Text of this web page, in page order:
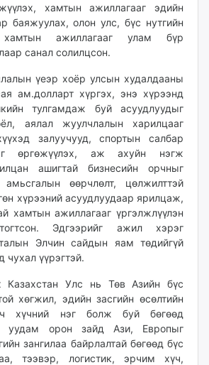
хамтын ажиллагааг эдийн
баяжуулах, олон улс, бүс нутгийн
ажиллагааг улам бүр
санал солилцсон.
үеэр хоёр улсын худалдааны
ам.долларт хүргэх, энэ хүрээнд
тулгамдаж буй асуудлуудыг
аялал жуулчлалын харилцааг
залуучууд, спортын салбар
өргөжүүлэх, аж ахуйн нэгж
ашигтай бизнесийн орчныг
өөрчлөлт, цөлжилттэй
хүрээний асуудлуудаар ярилцаж,
хамтын ажиллагааг үргэлжлүүлэн
Эдгээрийг ажил хэрэг
Элчин сайдын яам төдийгүй
чухал үүрэгтэй.
Казахстан Улс нь Төв Азийн бүс
хөгжил, эдийн засгийн өсөлтийн
хүчний нэг болж буй бөгөөд
уудам орон зайд Ази, Европыг
зангилаа байрлалтай бөгөөд бүс
тээвэр, логистик, эрчим хүч,